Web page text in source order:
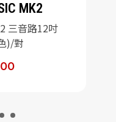
MK2
三音路12吋
)/對